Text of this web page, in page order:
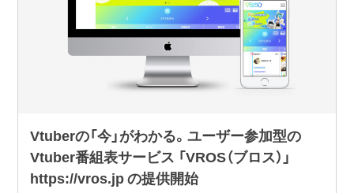
Vtuberの「今」がわかる。ユーザー参加型の
Vtuber番組表サービス 「VROS（ブロス）」
https://vros.jp の提供開始